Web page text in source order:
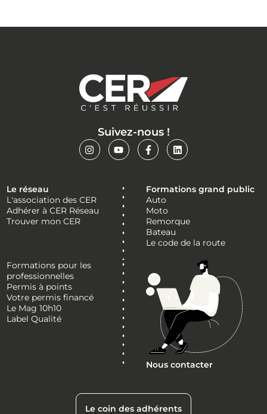
Suivez-nous !
Le réseau
L'association des CER
Adhérer à CER Réseau
Trouver mon CER
Formations grand public
Auto
Moto
Remorque
Bateau
Le code de la route
Formations pour les
professionnelles
Permis à points
Votre permis financé
Le Mag 10h10
Label Qualité
Nous contacter
Le coin des adhérents